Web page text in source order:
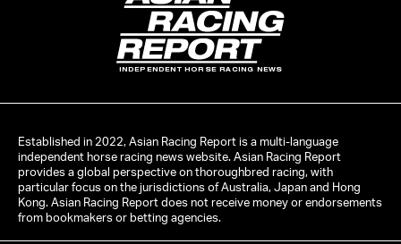
INDEPENDENT HORSE RACING NEWS
Established in 2022, Asian Racing Report is a multi-language
independent horse racing news website. Asian Racing Report
provides a global perspective on thoroughbred racing, with
particular focus on the jurisdictions of Australia, Japan and Hong
Kong. Asian Racing Report does not receive money or endorsements
from bookmakers or betting agencies.